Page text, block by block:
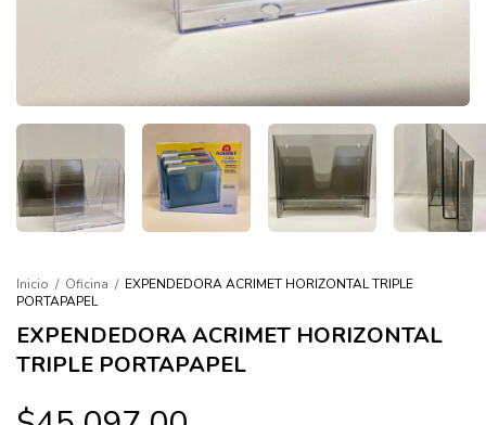
Inicio / Oficina / EXPENDEDORA ACRIMET HORIZONTAL TRIPLE
PORTAPAPEL
EXPENDEDORA ACRIMET HORIZONTAL
TRIPLE PORTAPAPEL